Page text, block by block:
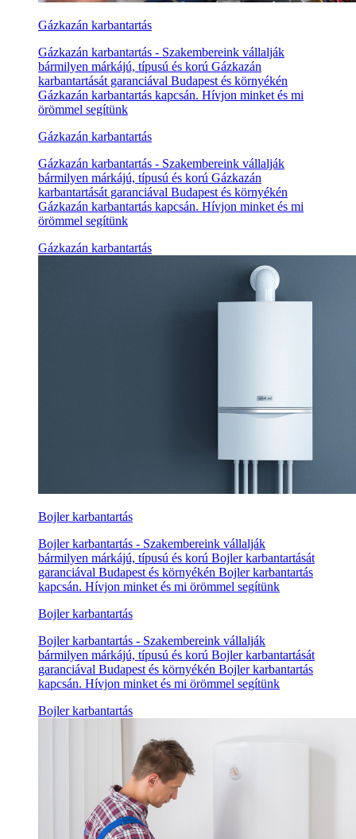
Gázkazán karbantartás
Gázkazán karbantartás - Szakembereink vállalják
bármilyen márkájú, típusú és korú Gázkazán
karbantartását garanciával Budapest és környékén
Gázkazán karbantartás kapcsán. Hívjon minket és mi
örömmel segítünk
Gázkazán karbantartás
Gázkazán karbantartás - Szakembereink vállalják
bármilyen márkájú, típusú és korú Gázkazán
karbantartását garanciával Budapest és környékén
Gázkazán karbantartás kapcsán. Hívjon minket és mi
örömmel segítünk
Gázkazán karbantartás
Bojler karbantartás
Bojler karbantartás - Szakembereink vállalják
bármilyen márkájú, típusú és korú Bojler karbantartását
garanciával Budapest és környékén Bojler karbantartás
kapcsán. Hívjon minket és mi örömmel segítünk
Bojler karbantartás
Bojler karbantartás - Szakembereink vállalják
bármilyen márkájú, típusú és korú Bojler karbantartását
garanciával Budapest és környékén Bojler karbantartás
kapcsán. Hívjon minket és mi örömmel segítünk
Bojler karbantartás